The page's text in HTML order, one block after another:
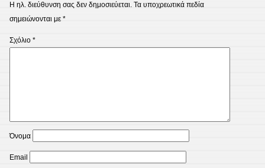
Η ηλ. διεύθυνση σας δεν δημοσιεύεται. Τα υποχρεωτικά πεδία
σημειώνονται με *
Σχόλιο *
Όνομα
Email